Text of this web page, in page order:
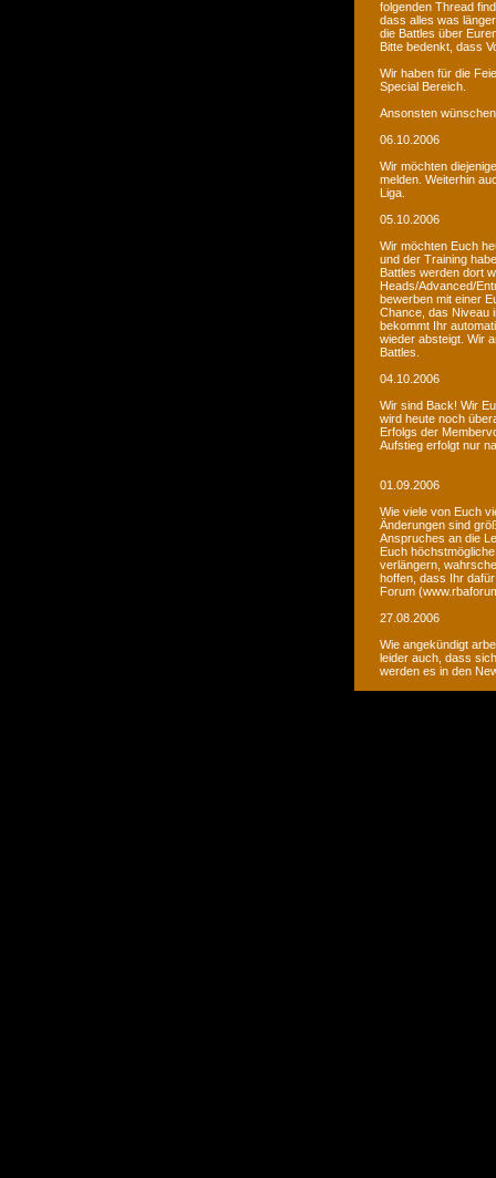
folgenden Thread
dass alles was
die Battles über
Bitte bedenkt, dass
Wir haben für die
Special Bereich.
Ansonsten
06.10.2006
Wir möchten
melden. Weiterhin
Liga.
05.10.2006
Wir möchten Euch
und der Training
Battles werden dort
Heads/Advanced/
bewerben mit einer
Chance, das Niveau
bekommt Ihr
wieder absteigt. Wir
Battles.
04.10.2006
Wir sind Back! Wir
wird heute noch
Erfolgs der
Aufstieg erfolgt nur
01.09.2006
Wie viele von Euch
Änderungen sind
Anspruches an die
Euch
verlängern,
hoffen, dass Ihr
Forum
27.08.2006
Wie angekündigt
leider auch, dass
werden es in den